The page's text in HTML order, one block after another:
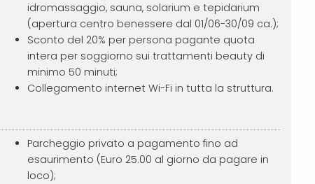
idromassaggio, sauna, solarium e tepidarium
(apertura centro benessere dal 01/06-30/09 ca.);
Sconto del 20% per persona pagante quota
intera per soggiorno sui trattamenti beauty di
minimo 50 minuti;
Collegamento internet Wi-Fi in tutta la struttura.
Parcheggio privato a pagamento fino ad
esaurimento (Euro 25.00 al giorno da pagare in
loco);